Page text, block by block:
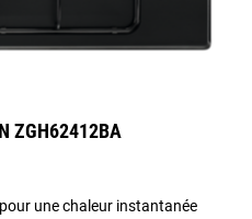
ZGH62412BA
une chaleur instantanée